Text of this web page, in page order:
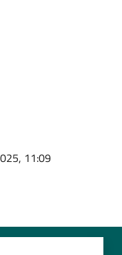
11:09